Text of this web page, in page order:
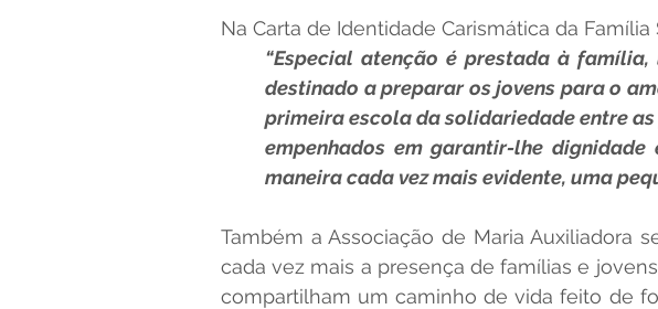
Na Carta de Identidade Carismática da
“Especial atenção é prestada à
destinado a preparar os jovens para o
primeira escola da solidariedade entre as
empenhados em garantir-lhe
maneira cada vez mais evidente, uma
Também a Associação de Maria Auxiliadora
cada vez mais a presença de famílias e
compartilham um caminho de vida feito de